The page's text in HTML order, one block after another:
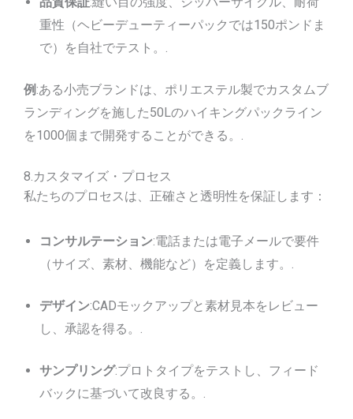
重性（ヘビーデューティーパックでは150ポンドま
で）を自社でテスト。.
例 :ある小売ブランドは、ポリエステル製でカスタムブ
ランディングを施した50Lのハイキングパックライン
を1000個まで開発することができる。.
8.カスタマイズ・プロセス
私たちのプロセスは、正確さと透明性を保証します：
コンサルテーション:電話または電子メールで要件
（サイズ、素材、機能など）を定義します。.
デザイン:CADモックアップと素材見本をレビュー
し、承認を得る。.
サンプリング:プロトタイプをテストし、フィード
バックに基づいて改良する。.